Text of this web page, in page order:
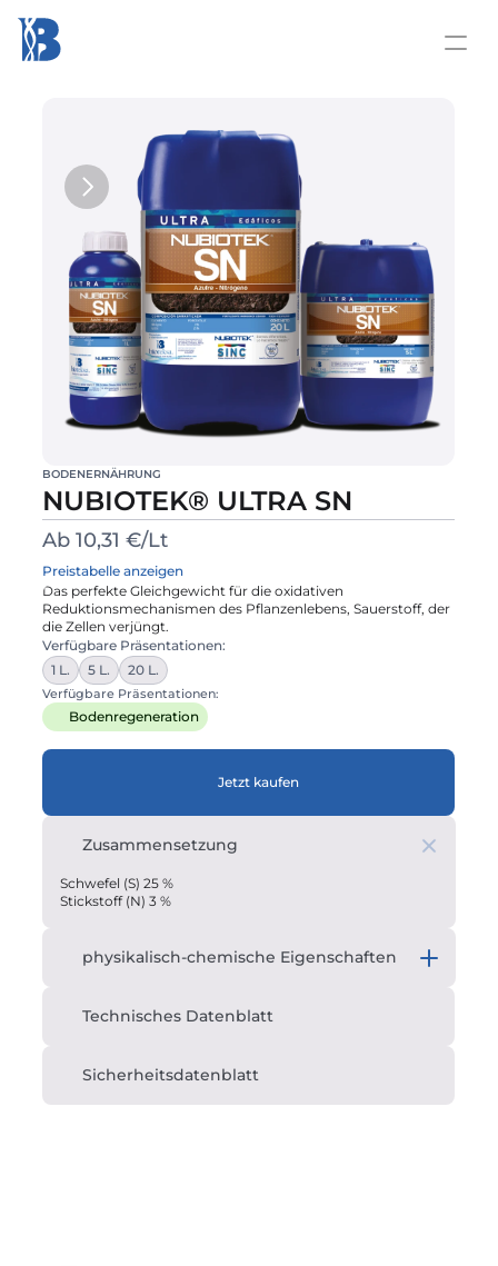
BODENERNÄHRUNG
NUBIOTEK® ULTRA SN
Ab 10,31 €/Lt
Preistabelle anzeigen
Das perfekte Gleichgewicht für die oxidativen
Reduktionsmechanismen des Pflanzenlebens, Sauerstoff, der
die Zellen verjüngt.
Verfügbare Präsentationen:
1 L.
5 L. 20 L.
Verfügbare Präsentationen:
Bodenregeneration
Jetzt kaufen
Zusammensetzung
Schwefel (S) 25 %
Stickstoff (N) 3 %
physikalisch-chemische Eigenschaften
Technisches Datenblatt
Sicherheitsdatenblatt